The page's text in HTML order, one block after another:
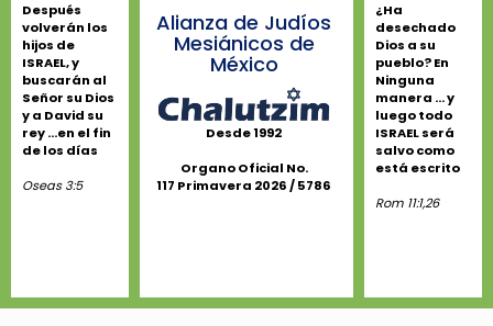
Después
volverán los
hijos de
ISRAEL, y
buscarán al
Señor su Dios
y a David su
rey ...en el fin
de los días
Oseas 3:5
Alianza de Judíos
Mesiánicos de
México
Desde 1992
Organo Oficial No.
117 Primavera 2026 / 5786
¿Ha
desechado
Dios a su
pueblo? En
Ninguna
manera ... y
luego todo
ISRAEL será
salvo como
está escrito
Rom 11:1,26